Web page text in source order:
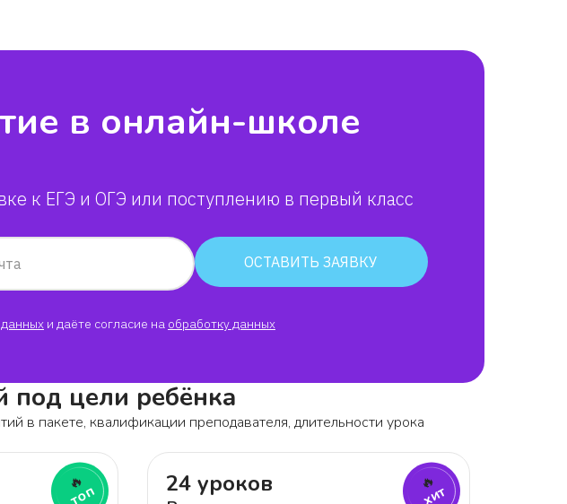
в онлайн-школе
к ЕГЭ и ОГЭ или поступлению в первый класс
ОСТАВИТЬ ЗАЯВКУ
и даёте согласие на обработку данных
под цели ребёнка
в пакете, квалификации преподавателя, длительности урока
🔥
топ 24 уроков 🔥
хит